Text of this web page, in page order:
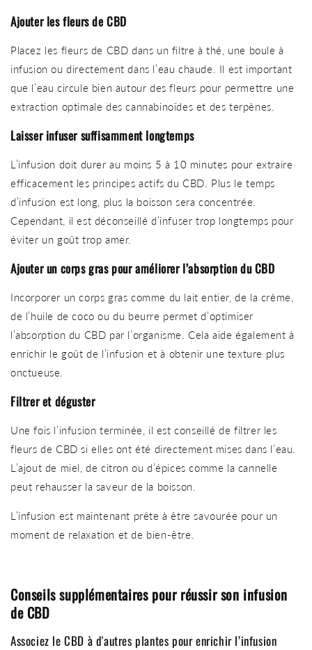
Ajouter les fleurs de CBD
Placez les fleurs de CBD dans un filtre à thé, une boule à
infusion ou directement dans l’eau chaude. Il est important
que l’eau circule bien autour des fleurs pour permettre une
extraction optimale des cannabinoïdes et des terpènes.
Laisser infuser suffisamment longtemps
L’infusion doit durer au moins 5 à 10 minutes pour extraire
efficacement les principes actifs du CBD. Plus le temps
d’infusion est long, plus la boisson sera concentrée.
Cependant, il est déconseillé d’infuser trop longtemps pour
éviter un goût trop amer.
Ajouter un corps gras pour améliorer l’absorption du CBD
Incorporer un corps gras comme du lait entier, de la crème,
de l’huile de coco ou du beurre permet d’optimiser
l’absorption du CBD par l’organisme. Cela aide également à
enrichir le goût de l’infusion et à obtenir une texture plus
onctueuse.
Filtrer et déguster
Une fois l’infusion terminée, il est conseillé de filtrer les
fleurs de CBD si elles ont été directement mises dans l’eau.
L’ajout de miel, de citron ou d’épices comme la cannelle
peut rehausser la saveur de la boisson.
L’infusion est maintenant prête à être savourée pour un
moment de relaxation et de bien-être.
Conseils supplémentaires pour réussir son infusion
de CBD
Associez le CBD à d'autres plantes pour enrichir l’infusion